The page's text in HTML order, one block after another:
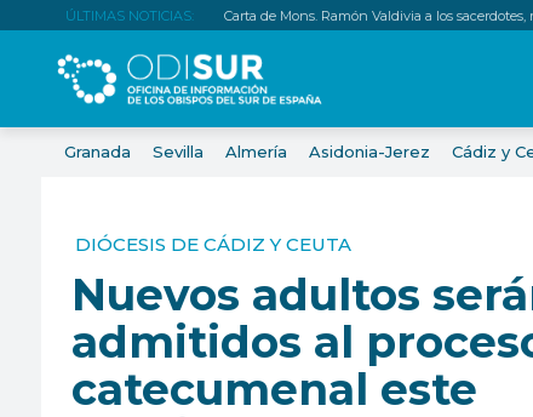
ÚLTIMAS NOTICIAS: Carta de Mons. Ramón Valdivia a los
Granada Sevilla Almería Asidonia-Jerez Cádiz y
DIÓCESIS DE CÁDIZ Y CEUTA
Nuevos adultos
admitidos al
catecumenal este